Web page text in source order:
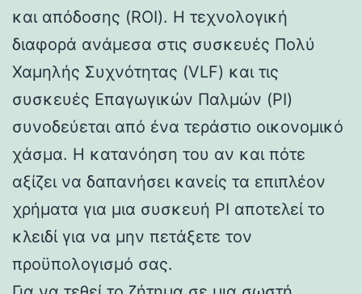
και απόδοσης (ROI). Η τεχνολογική
διαφορά ανάμεσα στις συσκευές Πολύ
Χαμηλής Συχνότητας (VLF) και τις
συσκευές Επαγωγικών Παλμών (PI)
συνοδεύεται από ένα τεράστιο οικονομικό
χάσμα. Η κατανόηση του αν και πότε
αξίζει να δαπανήσει κανείς τα επιπλέον
χρήματα για μια συσκευή PI αποτελεί το
κλειδί για να μην πετάξετε τον
προϋπολογισμό σας.